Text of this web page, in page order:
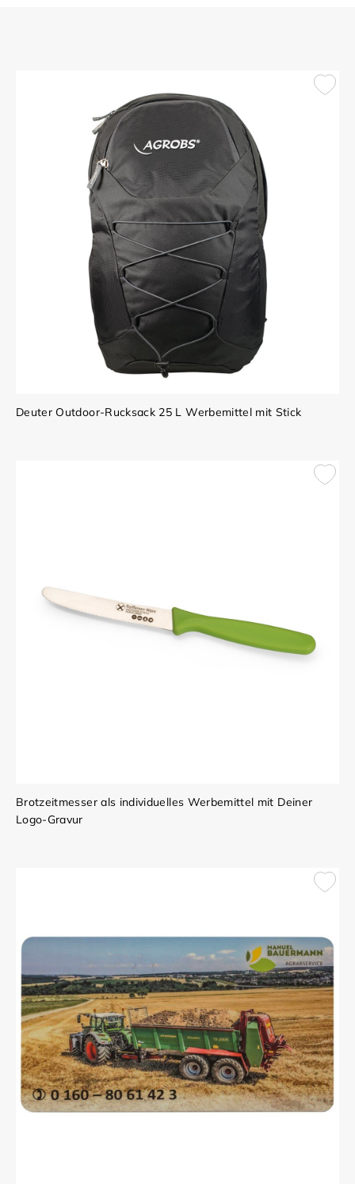
Deuter Outdoor-Rucksack 25 L Werbemittel mit Stick
Brotzeitmesser als individuelles Werbemittel mit Deiner
Logo-Gravur